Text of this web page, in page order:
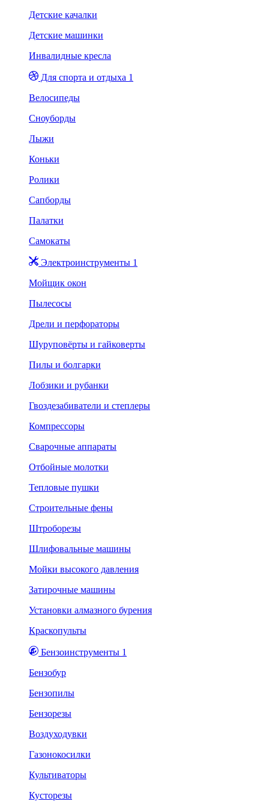
Детские качалки
Детские машинки
Инвалидные кресла
Для спорта и отдыха 1
Велосипеды
Сноуборды
Лыжи
Коньки
Ролики
Сапборды
Палатки
Самокаты
Электроинструменты 1
Мойщик окон
Пылесосы
Дрели и перфораторы
Шуруповёрты и гайковерты
Пилы и болгарки
Лобзики и рубанки
Гвоздезабиватели и степлеры
Компрессоры
Сварочные аппараты
Отбойные молотки
Тепловые пушки
Строительные фены
Штроборезы
Шлифовальные машины
Мойки высокого давления
Затирочные машины
Установки алмазного бурения
Краскопульты
Бензоинструменты 1
Бензобур
Бензопилы
Бензорезы
Воздуходувки
Газонокосилки
Культиваторы
Кусторезы